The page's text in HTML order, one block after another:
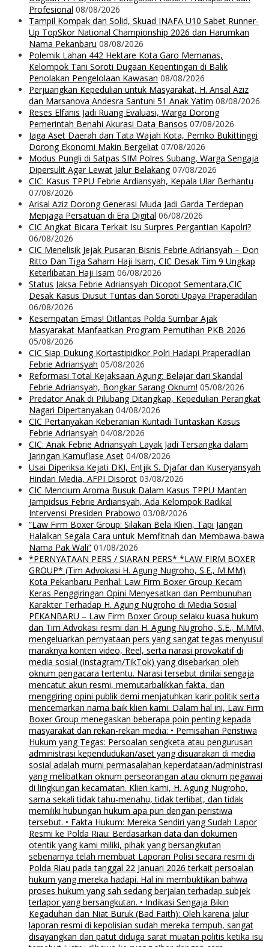
Profesional 08/08/2026
Tampil Kompak dan Solid, Skuad INAFA U10 Sabet Runner-
Up TopSkor National Championship 2026 dan Harumkan
Nama Pekanbaru 08/08/2026
Polemik Lahan 442 Hektare Kota Garo Memanas,
Kelompok Tani Soroti Dugaan Kepentingan di Balik
Penolakan Pengelolaan Kawasan 08/08/2026
Perjuangkan Kepedulian untuk Masyarakat, H. Arisal Aziz
dan Marsanova Andesra Santuni 51 Anak Yatim 08/08/2026
Reses Elfanis Jadi Ruang Evaluasi, Warga Dorong
Pemerintah Benahi Akurasi Data Bansos 07/08/2026
Jaga Aset Daerah dan Tata Wajah Kota, Pemko Bukittinggi
Dorong Ekonomi Makin Bergeliat 07/08/2026
Modus Pungli di Satpas SIM Polres Subang, Warga Sengaja
Dipersulit Agar Lewat Jalur Belakang 07/08/2026
CIC: Kasus TPPU Febrie Ardiansyah, Kepala Ular Berhantu
07/08/2026
Arisal Aziz Dorong Generasi Muda Jadi Garda Terdepan
Menjaga Persatuan di Era Digital 06/08/2026
CIC Angkat Bicara Terkait Isu Surpres Pergantian Kapolri?
06/08/2026
CIC Menelisik Jejak Pusaran Bisnis Febrie Adriansyah – Don
Ritto Dan Tiga Saham Haji Isam, CIC Desak Tim 9 Ungkap
Keterlibatan Haji Isam 06/08/2026
Status Jaksa Febrie Adriansyah Dicopot Sementara,CIC
Desak Kasus Diusut Tuntas dan Soroti Upaya Praperadilan
06/08/2026
Kesempatan Emas! Ditlantas Polda Sumbar Ajak
Masyarakat Manfaatkan Program Pemutihan PKB 2026
05/08/2026
CIC Siap Dukung Kortastipidkor Polri Hadapi Praperadilan
Febrie Adriansyah 05/08/2026
Reformasi Total Kejaksaan Agung: Belajar dari Skandal
Febrie Adriansyah, Bongkar Sarang Oknum! 05/08/2026
Predator Anak di Pilubang Ditangkap, Kepedulian Perangkat
Nagari Dipertanyakan 04/08/2026
CIC Pertanyakan Keberanian Kuntadi Tuntaskan Kasus
Febrie Adriansyah 04/08/2026
CIC: Anak Febrie Adriansyah Layak Jadi Tersangka dalam
Jaringan Kamuflase Aset 04/08/2026
Usai Diperiksa Kejati DKI, Entjik S. Djafar dan Kuseryansyah
Hindari Media, AFPI Disorot 03/08/2026
CIC Mencium Aroma Busuk Dalam Kasus TPPU Mantan
Jampidsus Febrie Ardiansyah, Ada Kelompok Radikal
Intervensi Presiden Prabowo 03/08/2026
“Law Firm Boxer Group: Silakan Bela Klien, Tapi Jangan
Halalkan Segala Cara untuk Memfitnah dan Membawa-bawa
Nama Pak Wali” 01/08/2026
*PERNYATAAN PERS / SIARAN PERS* *LAW FIRM BOXER
GROUP* (Tim Advokasi H. Agung Nugroho, S.E., M.MM)
Kota Pekanbaru Perihal: Law Firm Boxer Group Kecam
Keras Penggiringan Opini Menyesatkan dan Pembunuhan
Karakter Terhadap H. Agung Nugroho di Media Sosial
PEKANBARU – Law Firm Boxer Group selaku kuasa hukum
dan Tim Advokasi resmi dari H. Agung Nugroho, S.E., M.MM,
mengeluarkan pernyataan pers yang sangat tegas menyusul
maraknya konten video, Reel, serta narasi provokatif di
media sosial (Instagram/TikTok) yang disebarkan oleh
oknum pengacara tertentu. Narasi tersebut dinilai sengaja
mencatut akun resmi, memutarbalikkan fakta, dan
menggiring opini publik demi menjatuhkan karir politik serta
mencemarkan nama baik klien kami. Dalam hal ini, Law Firm
Boxer Group menegaskan beberapa poin penting kepada
masyarakat dan rekan-rekan media: • Pemisahan Peristiwa
Hukum yang Tegas: Persoalan sengketa atau pengurusan
administrasi kependudukan/aset yang disuarakan di media
sosial adalah murni permasalahan keperdataan/administrasi
yang melibatkan oknum perseorangan atau oknum pegawai
di lingkungan kecamatan. Klien kami, H. Agung Nugroho,
sama sekali tidak tahu-menahu, tidak terlibat, dan tidak
memiliki hubungan hukum apa pun dengan peristiwa
tersebut. • Fakta Hukum: Mereka Sendiri yang Sudah Lapor
Resmi ke Polda Riau: Berdasarkan data dan dokumen
otentik yang kami miliki, pihak yang bersangkutan
sebenarnya telah membuat Laporan Polisi secara resmi di
Polda Riau pada tanggal 22 Januari 2026 terkait persoalan
hukum yang mereka hadapi. Hal ini membuktikan bahwa
proses hukum yang sah sedang berjalan terhadap subjek
terlapor yang bersangkutan. • Indikasi Sengaja Bikin
Kegaduhan dan Niat Buruk (Bad Faith): Oleh karena jalur
laporan resmi di kepolisian sudah mereka tempuh, sangat
disayangkan dan patut diduga sarat muatan politis ketika isu